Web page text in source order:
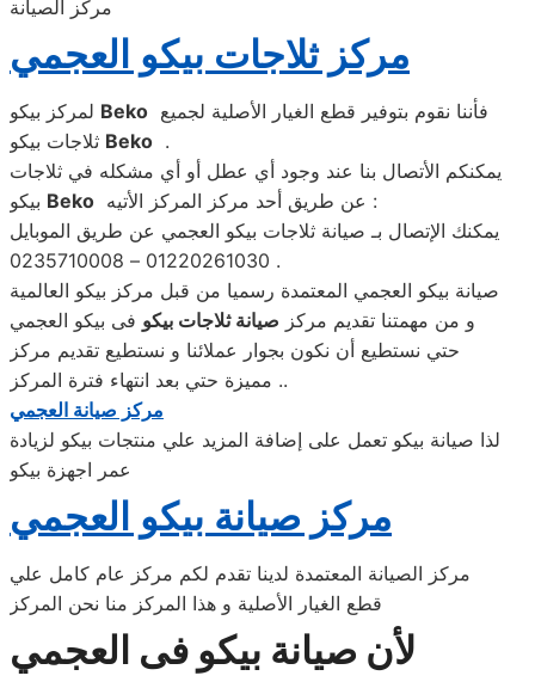
مركز الصيانة
مركز ثلاجات بيكو العجمي
Beko
Beko .
يمكنكم الأتصال بنا عند وجود أي عطل أو أي مشكله في ثلاجات
Beko
عن طريق أحد مركز المركز الأتيه :
يمكنك الإتصال بـ صيانة ثلاجات بيكو العجمي عن طريق الموبايل
01220261030 – 0235710008 .
صيانة بيكو العجمي المعتمدة رسميا من قبل مركز بيكو العالمية
و من مهمتنا تقديم مركز صيانة ثلاجات بيكو فى بيكو العجمي
حتي نستطيع أن نكون بجوار عملائنا و نستطيع تقديم مركز
مميزة حتي بعد انتهاء فترة المركز ..
مركز صيانة العجمي
لذا صيانة بيكو تعمل على إضافة المزيد علي منتجات بيكو لزيادة
عمر اجهزة بيكو
مركز صيانة بيكو العجمي
مركز الصيانة المعتمدة لدينا تقدم لكم مركز عام كامل علي
قطع الغيار الأصلية و هذا المركز منا نحن المركز
لأن صيانة بيكو فى العجمي